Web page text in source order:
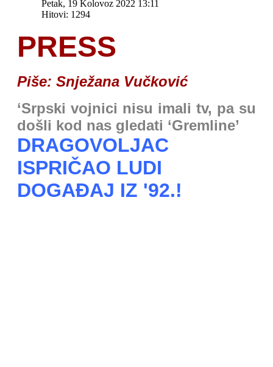
Petak, 19 Kolovoz 2022 13:11
Hitovi: 1294
PRESS
Piše: Snježana Vučković
‘Srpski vojnici nisu imali tv, pa su
došli kod nas gledati ‘Gremline’
DRAGOVOLJAC
ISPRIČAO LUDI
DOGAĐAJ IZ '92.!